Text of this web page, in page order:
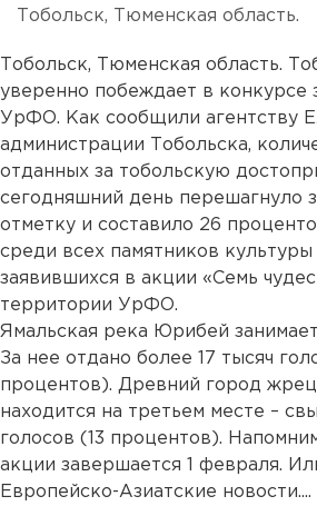
Тобольск, Тюменская область.
Тобольск, Тюменская область.
уверенно побеждает в конкурсе
УрФО. Как сообщили агентству
администрации Тобольска,
отданных за тобольскую
сегодняшний день перешагнуло
отметку и составило 26
среди всех памятников
заявившихся в акции «Семь
территории УрФО.
Ямальская река Юрибей
За нее отдано более 17 тысяч
процентов). Древний город
находится на третьем месте –
голосов (13 процентов).
акции завершается 1 февраля.
Европейско-Азиатские новости....